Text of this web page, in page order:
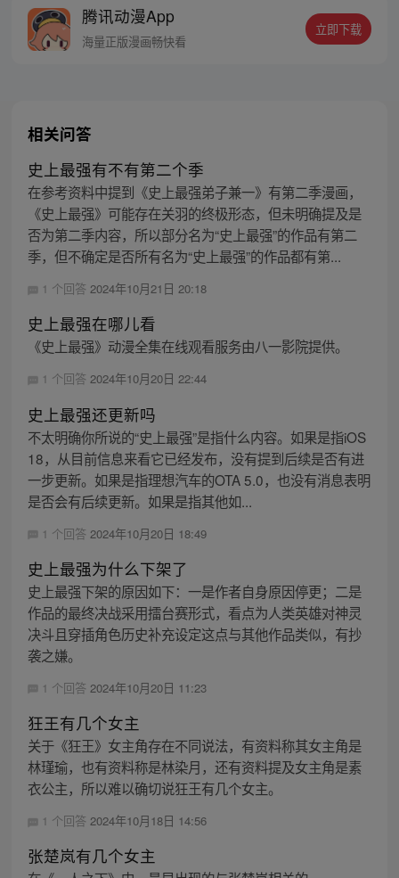
丝群：481670726
腾讯动漫App
海量正版漫画畅快看
立即下载
相关问答
史上最强有不有第二个季
在参考资料中提到《史上最强弟子兼一》有第二季漫画，
《史上最强》可能存在关羽的终极形态，但未明确提及是
否为第二季内容，所以部分名为“史上最强”的作品有第二
季，但不确定是否所有名为“史上最强”的作品都有第...
1 个回答 2024年10月21日 20:18
史上最强在哪儿看
《史上最强》动漫全集在线观看服务由八一影院提供。
1 个回答 2024年10月20日 22:44
史上最强还更新吗
不太明确你所说的“史上最强”是指什么内容。如果是指iOS
18，从目前信息来看它已经发布，没有提到后续是否有进
一步更新。如果是指理想汽车的OTA 5.0，也没有消息表明
是否会有后续更新。如果是指其他如...
1 个回答 2024年10月20日 18:49
史上最强为什么下架了
史上最强下架的原因如下：一是作者自身原因停更；二是
作品的最终决战采用擂台赛形式，看点为人类英雄对神灵
决斗且穿插角色历史补充设定这点与其他作品类似，有抄
袭之嫌。
1 个回答 2024年10月20日 11:23
狂王有几个女主
关于《狂王》女主角存在不同说法，有资料称其女主角是
林瑾瑜，也有资料称是林染月，还有资料提及女主角是素
衣公主，所以难以确切说狂王有几个女主。
1 个回答 2024年10月18日 14:56
张楚岚有几个女主